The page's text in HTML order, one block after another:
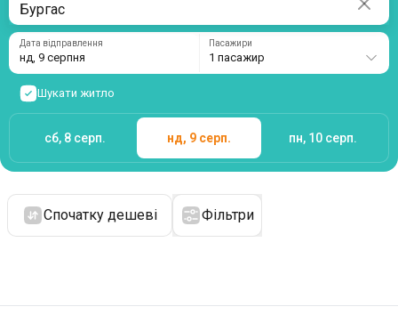
Дата відправлення
нд, 9 серпня
Пасажири
1 пасажир
Шукати житло
сб, 8 серп. нд, 9 серп. пн, 10 серп.
Спочатку дешеві Фільтри